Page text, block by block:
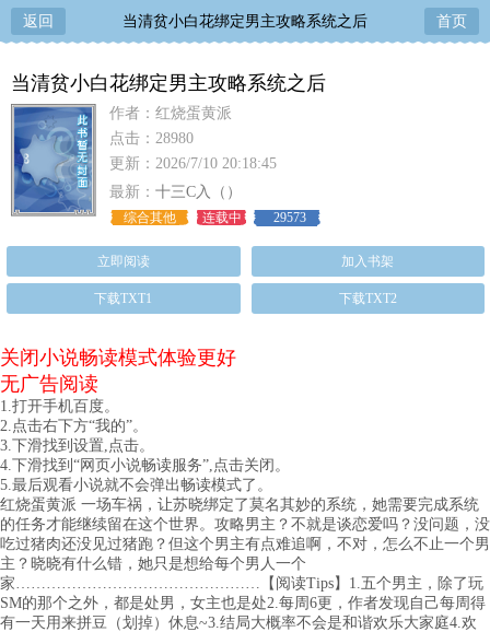
返回 当清贫小白花绑定男主攻略系统之后 首页
当清贫小白花绑定男主攻略系统之后
作者：红烧蛋黄派
点击：28980
更新：2026/7/10 20:18:45
最新： 十三C入（）
综合其他 连载中 29573
立即阅读 加入书架
下载TXT1 下载TXT2
关闭小说畅读模式体验更好
无广告阅读
1.打开手机百度。
2.点击右下方“我的”。
3.下滑找到设置,点击。
4.下滑找到“网页小说畅读服务”,点击关闭。
5.最后观看小说就不会弹出畅读模式了。
红烧蛋黄派 一场车祸，让苏晓绑定了莫名其妙的系统，她需要完成系统
的任务才能继续留在这个世界。攻略男主？不就是谈恋爱吗？没问题，没
吃过猪肉还没见过猪跑？但这个男主有点难追啊，不对，怎么不止一个男
主？晓晓有什么错，她只是想给每个男人一个
家…………………………………………【阅读Tips】1.五个男主，除了玩
SM的那个之外，都是处男，女主也是处2.每周6更，作者发现自己每周得
有一天用来拼豆（划掉）休息~3.结局大概率不会是和谐欢乐大家庭4.欢